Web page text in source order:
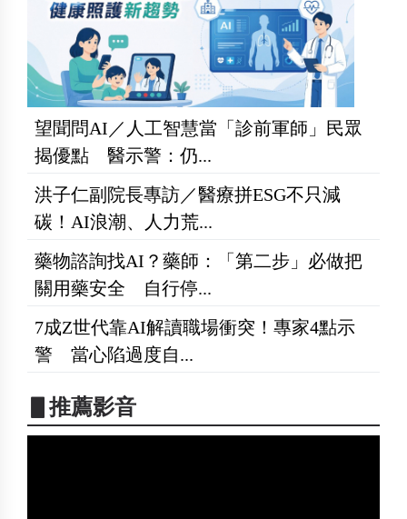
望聞問AI／人工智慧當「診前軍師」民眾
揭優點 醫示警：仍...
洪子仁副院長專訪／醫療拼ESG不只減
碳！AI浪潮、人力荒...
藥物諮詢找AI？藥師：「第二步」必做把
關用藥安全 自行停...
7成Z世代靠AI解讀職場衝突！專家4點示
警 當心陷過度自...
▋推薦影音